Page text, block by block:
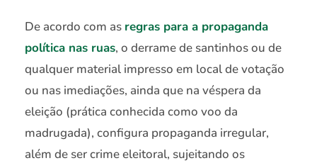
De acordo com as regras para a propaganda
política nas ruas, o derrame de santinhos ou de
qualquer material impresso em local de votação
ou nas imediações, ainda que na véspera da
eleição (prática conhecida como voo da
madrugada), configura propaganda irregular,
além de ser crime eleitoral, sujeitando os